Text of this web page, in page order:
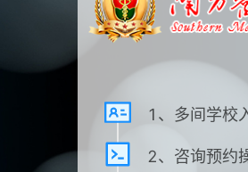
1、多间学校
2、咨询预约